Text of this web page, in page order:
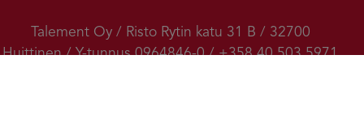
Talement Oy / Risto Rytin katu 31 B / 32700
Huittinen / Y-tunnus 0964846-0 / +358 40 503 5971